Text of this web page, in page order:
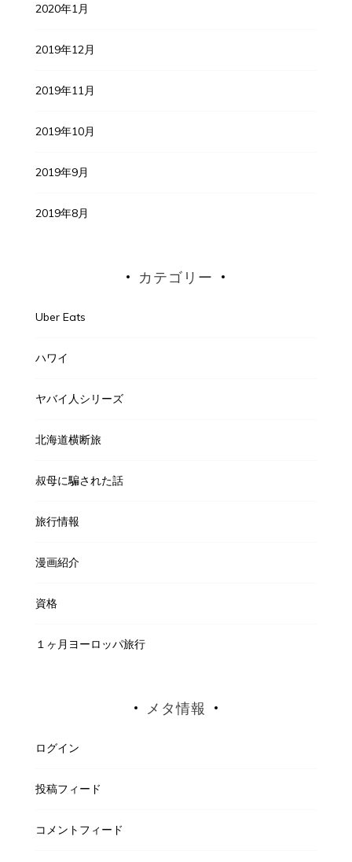
2020年1月
2019年12月
2019年11月
2019年10月
2019年9月
2019年8月
カテゴリー
Uber Eats
ハワイ
ヤバイ人シリーズ
北海道横断旅
叔母に騙された話
旅行情報
漫画紹介
資格
１ヶ月ヨーロッパ旅行
メタ情報
ログイン
投稿フィード
コメントフィード